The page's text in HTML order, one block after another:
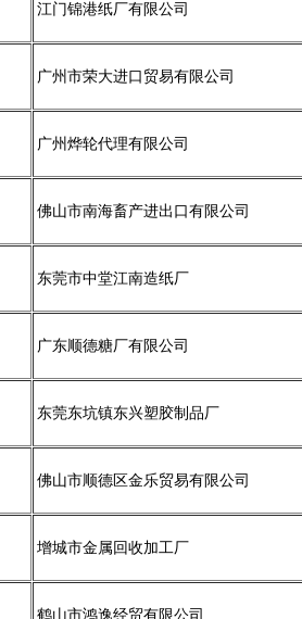
江门锦港纸厂有限公司
广州市荣大进口贸易有限公司
广州烨轮代理有限公司
佛山市南海畜产进出口有限公司
东莞市中堂江南造纸厂
广东顺德糖厂有限公司
东莞东坑镇东兴塑胶制品厂
佛山市顺德区金乐贸易有限公司
增城市金属回收加工厂
鹤山市鸿逸经贸有限公司